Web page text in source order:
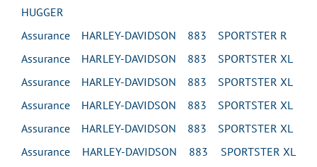
HUGGER
Assurance HARLEY-DAVIDSON 883 SPORTSTER R
Assurance HARLEY-DAVIDSON 883 SPORTSTER XL
Assurance HARLEY-DAVIDSON 883 SPORTSTER XL
Assurance HARLEY-DAVIDSON 883 SPORTSTER XL
Assurance HARLEY-DAVIDSON 883 SPORTSTER XL
Assurance HARLEY-DAVIDSON 883 SPORTSTER XL